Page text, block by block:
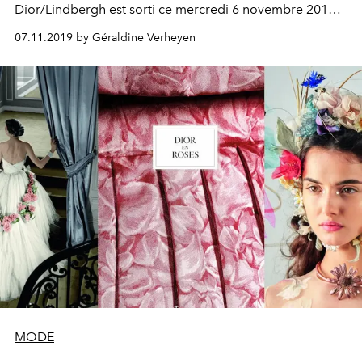
Dior/Lindbergh est sorti ce mercredi 6 novembre 2019
du moment.
07.11.2019 by Géraldine Verheyen
MODE